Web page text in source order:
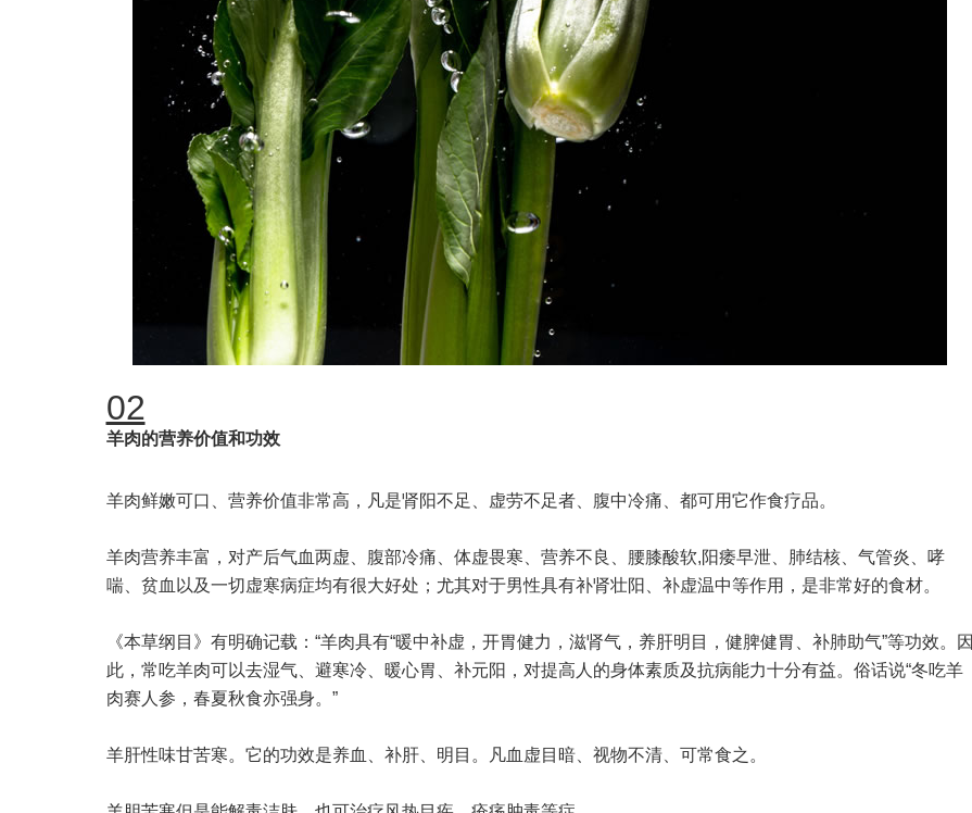
02
羊肉的营养价值和功效
羊肉鲜嫩可口、营养价值非常高，凡是肾阳不足、虚劳不足者、腹中冷痛、都可用它作食疗品。
羊肉营养丰富，对产后气血两虚、腹部冷痛、体虚畏寒、营养不良、腰膝酸软,阳痿早泄、肺结核、气管炎、哮
喘、贫血以及一切虚寒病症均有很大好处；尤其对于男性具有补肾壮阳、补虚温中等作用，是非常好的食材。
《本草纲目》有明确记载：“羊肉具有“暖中补虚，开胃健力，滋肾气，养肝明目，健脾健胃、补肺助气”等功效。因
此，常吃羊肉可以去湿气、避寒冷、暖心胃、补元阳，对提高人的身体素质及抗病能力十分有益。俗话说“冬吃羊
肉赛人参，春夏秋食亦强身。”
羊肝性味甘苦寒。它的功效是养血、补肝、明目。凡血虚目暗、视物不清、可常食之。